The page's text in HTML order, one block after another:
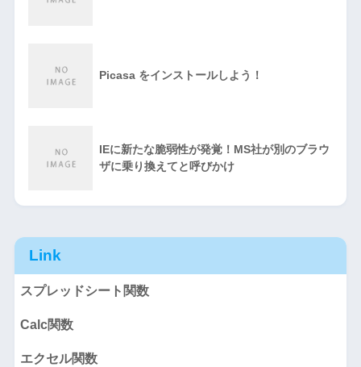
Picasa をインストールしよう！
IEに新たな脆弱性が発覚！MS社が別のブラウ
ザに乗り換えてと呼びかけ
Link
スプレッドシート関数
Calc関数
エクセル関数